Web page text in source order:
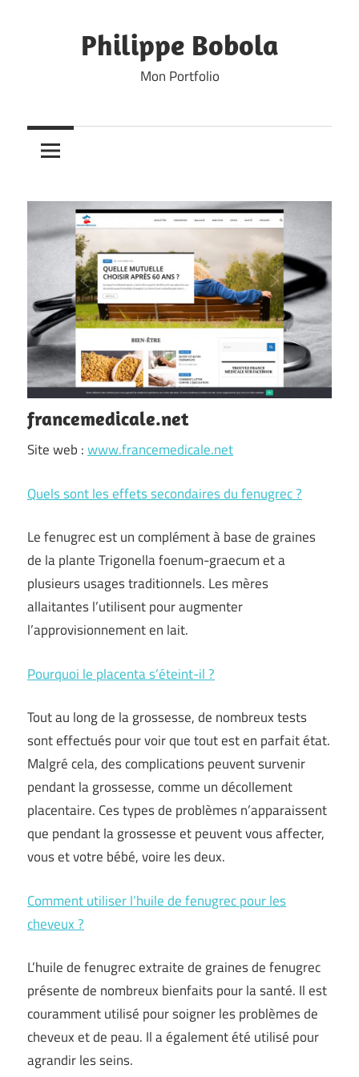
Philippe Bobola
Mon Portfolio
francemedicale.net
Site web :www.francemedicale.net
Quels sont les effets secondaires du fenugrec ?
Le fenugrec est un complément à base de graines
de la plante Trigonella foenum-graecum et a
plusieurs usages traditionnels. Les mères
allaitantes l’utilisent pour augmenter
l’approvisionnement en lait.
Pourquoi le placenta s’éteint-il ?
Tout au long de la grossesse, de nombreux tests
sont effectués pour voir que tout est en parfait état.
Malgré cela, des complications peuvent survenir
pendant la grossesse, comme un décollement
placentaire. Ces types de problèmes n’apparaissent
que pendant la grossesse et peuvent vous affecter,
vous et votre bébé, voire les deux.
Comment utiliser l’huile de fenugrec pour les
cheveux ?
L’huile de fenugrec extraite de graines de fenugrec
présente de nombreux bienfaits pour la santé. Il est
couramment utilisé pour soigner les problèmes de
cheveux et de peau. Il a également été utilisé pour
agrandir les seins.